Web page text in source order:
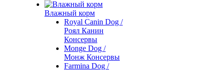
Влажный корм
Royal Canin Dog /
Роял Канин
Консервы
Monge Dog /
Монж Консервы
Farmina Dog /